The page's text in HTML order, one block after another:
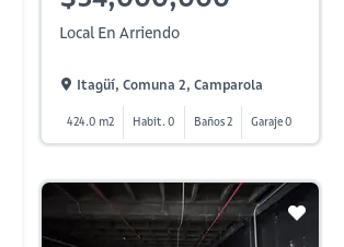
Local En Arriendo
Itagüí, Comuna 2, Camparola
424.0 m2 Habit. 0 Baños 2 Garaje 0